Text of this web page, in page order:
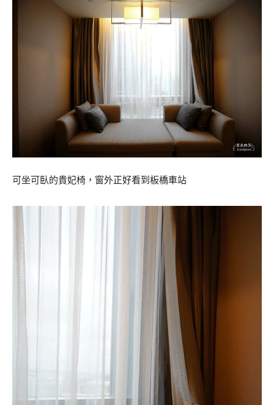
可坐可臥的貴妃椅，窗外正好看到板橋車站